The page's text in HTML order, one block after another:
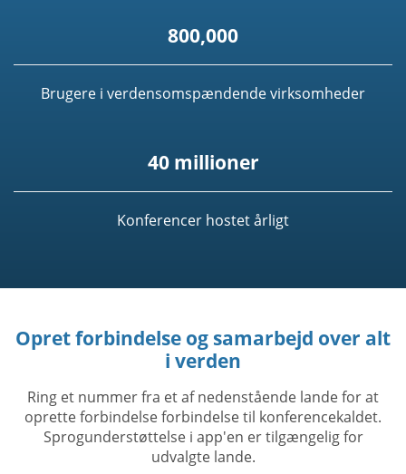
800,000
Brugere i verdensomspændende virksomheder
40 millioner
Konferencer hostet årligt
Opret forbindelse og samarbejd over alt
i verden
Ring et nummer fra et af nedenstående lande for at
oprette forbindelse forbindelse til konferencekaldet.
Sprogunderstøttelse i app'en er tilgængelig for
udvalgte lande.